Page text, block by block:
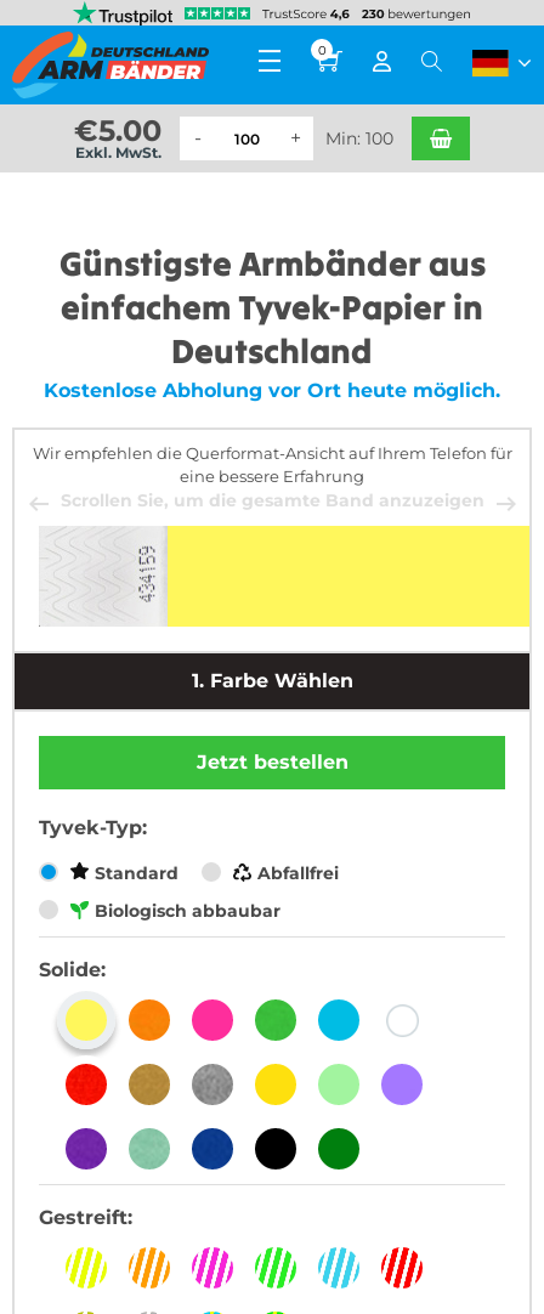
0
€5.00
Exkl. MwSt.
Min: 100
Günstigste Armbänder aus
einfachem Tyvek-Papier in
Deutschland
Kostenlose Abholung vor Ort heute möglich.
Wir empfehlen die Querformat-Ansicht auf Ihrem Telefon für
eine bessere Erfahrung
Scrollen Sie, um die gesamte Band anzuzeigen
1. Farbe Wählen
Jetzt bestellen
Tyvek-Typ:
Standard
Abfallfrei
Biologisch abbaubar
Solide:
Gestreift: